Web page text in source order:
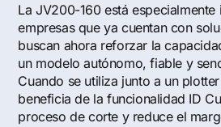
La JV200-160 está especialmente
empresas que ya cuentan con
buscan ahora reforzar la
un modelo autónomo, fiable y
Cuando se utiliza junto a un
beneficia de la funcionalidad ID
proceso de corte y reduce el